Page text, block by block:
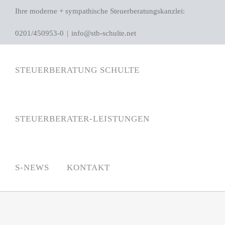
Zum
springen
Ihre moderne + sympathische Steuerberatungskanzlei:
0201/450953-0 | info@stb-schulte.net
STEUERBERATUNG SCHULTE
STEUERBERATER-LEISTUNGEN
S-NEWS KONTAKT